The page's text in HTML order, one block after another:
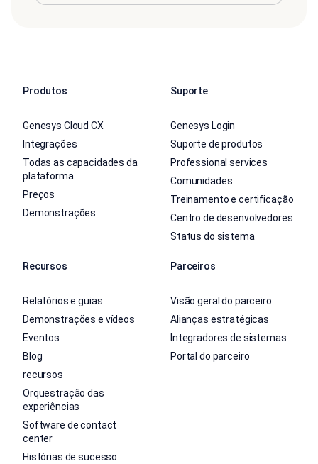
Produtos
Genesys Cloud CX
Integrações
Todas as capacidades da
plataforma
Preços
Demonstrações
Suporte
Genesys Login
Suporte de produtos
Professional services
Comunidades
Treinamento e certificação
Centro de desenvolvedores
Status do sistema
Recursos
Relatórios e guias
Demonstrações e vídeos
Eventos
Blog
recursos
Orquestração das
experiências
Software de contact
center
Histórias de sucesso
Parceiros
Visão geral do parceiro
Alianças estratégicas
Integradores de sistemas
Portal do parceiro